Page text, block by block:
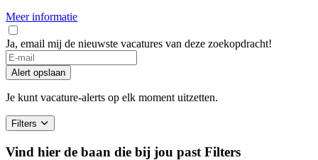
Meer informatie
Ja, email mij de nieuwste vacatures van deze zoekopdracht!
Alert opslaan
Je kunt vacature-alerts op elk moment uitzetten.
Filters
Vind hier de baan die bij jou past Filters